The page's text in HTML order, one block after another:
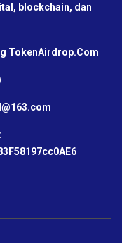
blockchain, dan
TokenAirdrop.Com